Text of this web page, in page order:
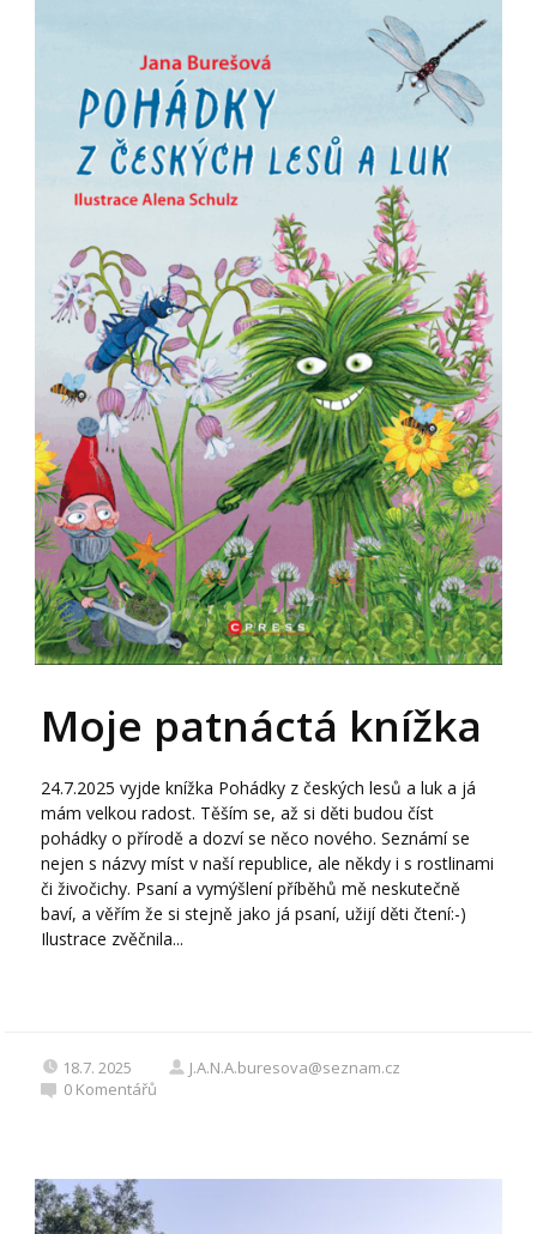
Moje patnáctá knížka
24.7.2025 vyjde knížka Pohádky z českých lesů a luk a já
mám velkou radost. Těším se, až si děti budou číst
pohádky o přírodě a dozví se něco nového. Seznámí se
nejen s názvy míst v naší republice, ale někdy i s rostlinami
či živočichy. Psaní a vymýšlení příběhů mě neskutečně
baví, a věřím že si stejně jako já psaní, užijí děti čtení:-)
Ilustrace zvěčnila...
18.7. 2025
J.A.N.A.buresova@seznam.cz
0 Komentářů